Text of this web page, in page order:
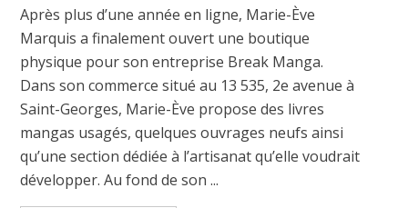
Après plus d’une année en ligne, Marie-Ève
Marquis a finalement ouvert une boutique
physique pour son entreprise Break Manga.
Dans son commerce situé au 13 535, 2e avenue à
Saint-Georges, Marie-Ève propose des livres
mangas usagés, quelques ouvrages neufs ainsi
qu’une section dédiée à l’artisanat qu’elle voudrait
développer. Au fond de son ...